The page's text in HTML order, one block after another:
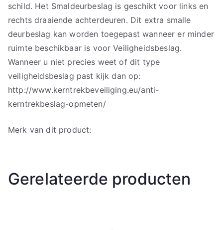
schild. Het Smaldeurbeslag is geschikt voor links en
rechts draaiende achterdeuren. Dit extra smalle
deurbeslag kan worden toegepast wanneer er minder
ruimte beschikbaar is voor Veiligheidsbeslag.
Wanneer u niet precies weet of dit type
veiligheidsbeslag past kijk dan op:
http://www.kerntrekbeveiliging.eu/anti-
kerntrekbeslag-opmeten/
Merk van dit product:
Gerelateerde producten